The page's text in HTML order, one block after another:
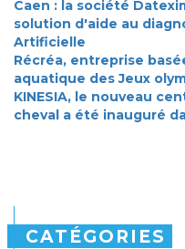
Caen : la société
solution d'aide au
Artificielle
Récréa, entreprise
aquatique des Jeux
KINESIA, le nouveau
cheval a été inauguré
CATÉGORIES